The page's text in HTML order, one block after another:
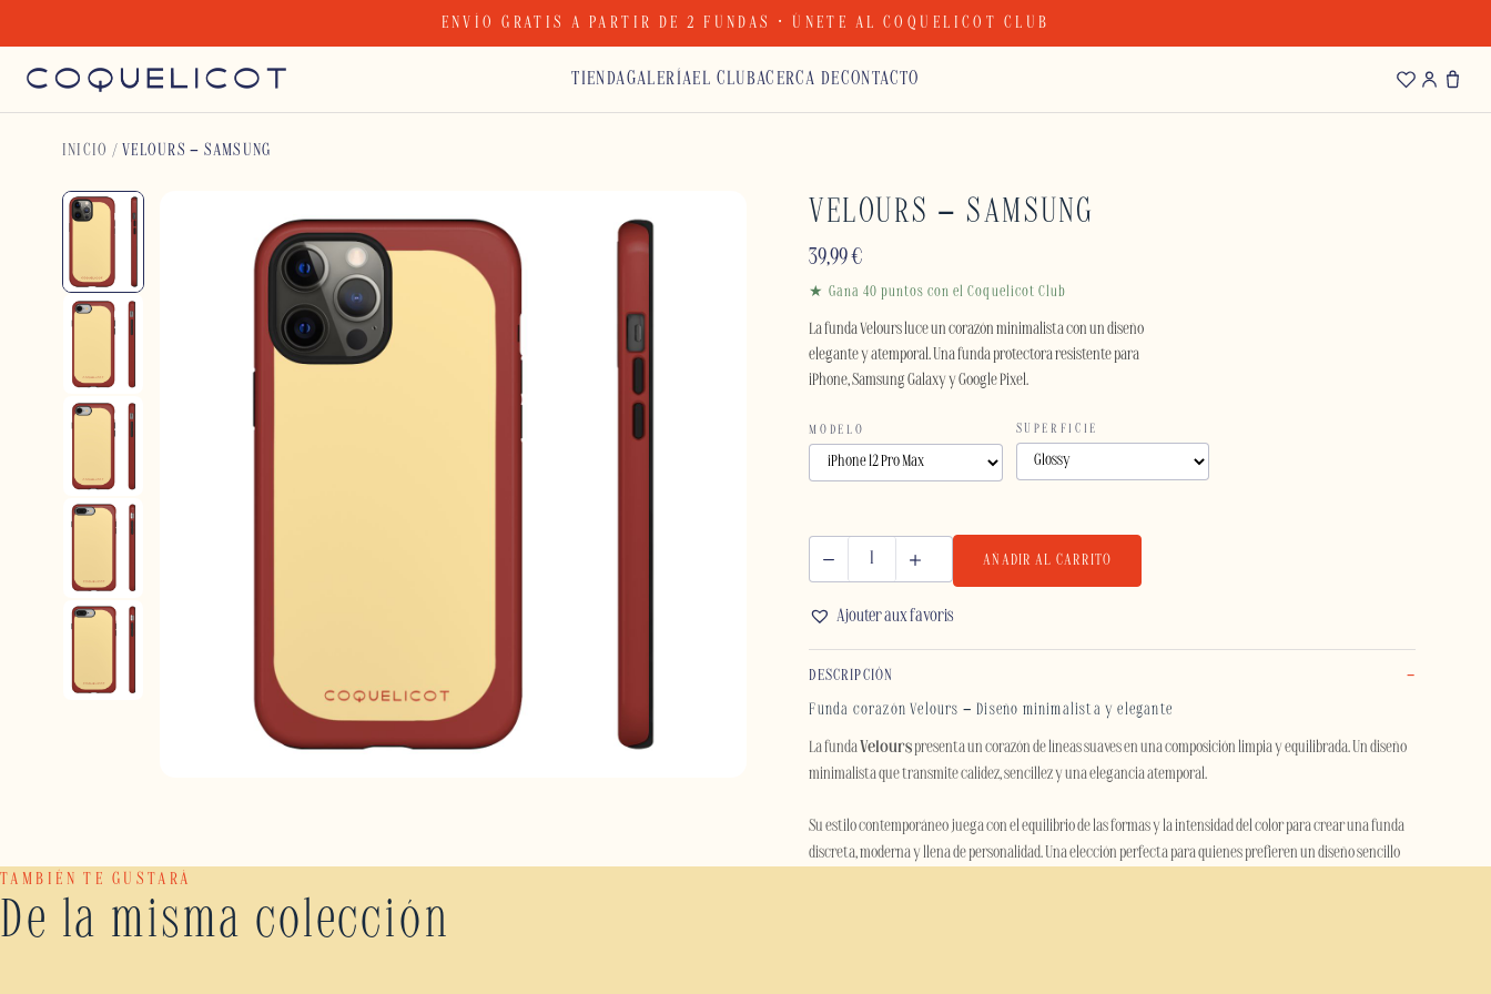
content
ENVÍO GRATIS A PARTIR DE 2 FUNDAS · ÚNETE AL COQUELICOT CLUB
TIENDAGALERÍAEL CLUBACERCA DECONTACTO
INICIO / VELOURS – SAMSUNG
VELOURS – SAMSUNG
39,99€
★ Gana 40 puntos con el Coquelicot Club
La funda Velours luce un corazón minimalista con un diseño
elegante y atemporal. Una funda protectora resistente para
iPhone, Samsung Galaxy y Google Pixel.
MODELO SUPERFICIE
SAMSUNG
cantidad
AÑADIR AL CARRITO
Ajouter aux favoris
DESCRIPCIÓN
Funda corazón Velours – Diseño minimalista y elegante
La funda Velourspresenta un corazón de líneas suaves en una composición limpia y equilibrada. Un diseño
minimalista que transmite calidez, sencillez y una elegancia atemporal.
Su estilo contemporáneo juega con el equilibrio de las formas y la intensidad del color para crear una funda
discreta, moderna y llena de personalidad. Una elección perfecta para quienes prefieren un diseño sencillo
TAMBIÉN TE GUSTARÁ
De la misma colección